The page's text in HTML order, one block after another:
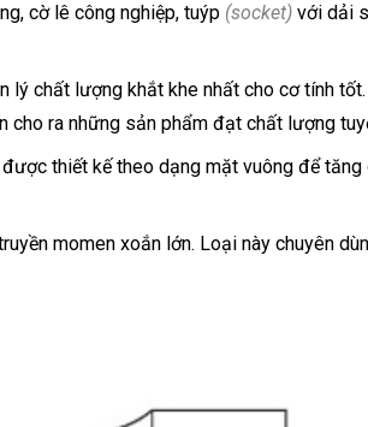
cờ lê công nghiệp, tuýp (socket) với dải
lý chất lượng khắt khe nhất cho cơ tính
cho ra những sản phẩm đạt chất lượng
thiết kế theo dạng mặt vuông để
momen xoắn lớn. Loại này chuyên